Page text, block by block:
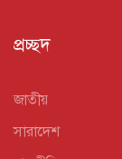
প্রচ্ছদ
জাতীয়
সারাদেশ